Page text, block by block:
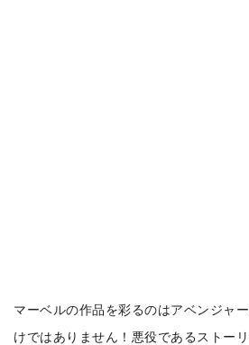
マーベルの作品を彩るのはアベンジャ
けではありません！悪役であるストー